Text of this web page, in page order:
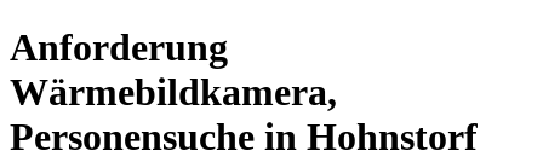
Anforderung
Wärmebildkamera,
Personensuche in Hohnstorf